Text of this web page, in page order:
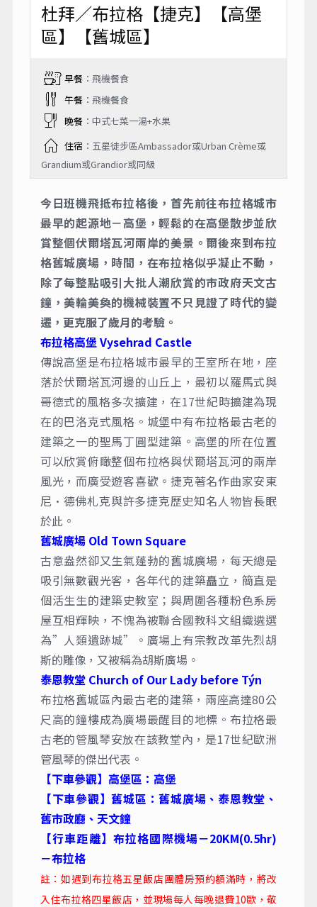
杜拜／布拉格【捷克】【高堡
區】【舊城區】
早餐：飛機餐食
午餐：飛機餐食
晚餐：中式七菜一湯+水果
住宿 ：五星徒步區Ambassador或Urban Crème或
Grandium或Grandior或同級
今日班機飛抵布拉格後，首先前往布拉格城市
最早的起源地－高堡，輕鬆的在高堡散步並欣
賞整個伏爾塔瓦河兩岸的美景。爾後來到布拉
格舊城廣場，時間，在布拉格似乎凝止不動，
除了每整點吸引大批人潮欣賞的市政府天文古
鐘，美輪美奐的機械裝置不只見證了時代的變
遷，更克服了歲月的考驗。
布拉格高堡 Vysehrad Castle
傳說高堡是布拉格城市最早的王室所在地，座
落於伏爾塔瓦河邊的山丘上，最初以羅馬式與
哥德式的風格多次擴建，在17世紀時擴建為現
在的巴洛克式風格。城堡中有布拉格最古老的
建築之一的聖馬丁圓型建築。高堡的所在位置
可以欣賞俯瞰整個布拉格與伏爾塔瓦河的兩岸
風光，而廣受遊客喜歡。捷克著名作曲家安東
尼·德佛札克與許多捷克歷史知名人物皆長眠
於此。
舊城廣場 Old Town Square
古意盎然卻又生氣蓬勃的舊城廣場，每天總是
吸引無數觀光客，各年代的建築矗立，簡直是
個活生生的建築史教室；與周圍各種粉色系房
屋互相輝映，不愧為被聯合國教科文組織遴選
為”人類遺跡城”。廣場上有宗教改革先烈胡
斯的雕像，又被稱為胡斯廣場。
泰恩教堂 Church of Our Lady before Týn
布拉格舊城區內最古老的建築，兩座高達80公
尺高的鐘樓成為廣場最醒目的地標。布拉格最
古老的管風琴安放在該教堂內，是17世紀歐洲
管風琴的傑出代表。
【下車參觀】高堡區：高堡
【下車參觀】舊城區：舊城廣場、泰恩教堂、
舊市政廳、天文鐘
【行車距離】布拉格國際機場－20KM(0.5hr)
－布拉格
註：如遇到布拉格五星飯店團體房預約額滿時，將改
入住布拉格四星飯店，並現場每人每晚退費10歐，敬